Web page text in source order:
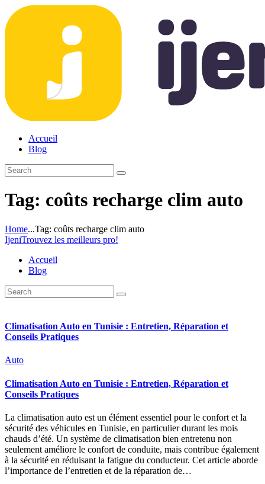
Accueil
Blog
Tag: coûts recharge clim auto
Home...Tag: coûts recharge clim auto
IjeniTrouvez les meilleurs pro!
Accueil
Blog
Climatisation Auto en Tunisie : Entretien, Réparation et
Conseils Pratiques
Auto
Climatisation Auto en Tunisie : Entretien, Réparation et
Conseils Pratiques
La climatisation auto est un élément essentiel pour le confort et la
sécurité des véhicules en Tunisie, en particulier durant les mois
chauds d’été. Un système de climatisation bien entretenu non
seulement améliore le confort de conduite, mais contribue également
à la sécurité en réduisant la fatigue du conducteur. Cet article aborde
l’importance de l’entretien et de la réparation de…